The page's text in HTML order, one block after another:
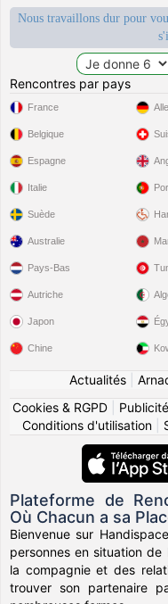
Nous travaillons dur pour
Rencontres par pays
France
Belgique
Espagne
Italie
Suède
Australie
Pays-Bas
Autriche
Japon
Chine
Actualités|
Cookies & RGPD
Publicité
Conditions d'utilisation|
Plateforme de
Où Chacun a sa
Bienvenue sur
personnes en situation
la compagnie et des
trouver son partenaire